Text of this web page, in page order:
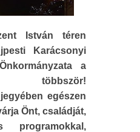
István téren
Karácsonyi
a
többször!
egészen
Önt, családját,
programokkal,